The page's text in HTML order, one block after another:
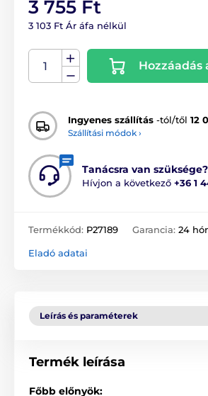
3 755 Ft
3 103 Ft Ár áfa nélkül
Hozzáadás
Ingyenes szállítás -tól/től 12
Szállítási módok ›
Tanácsra van szüksége?
Hívjon a következő +36 1
Termékkód: P27189 Garancia: 24
Eladó adatai
Leírás és paraméterek
Termék leírása
Főbb előnyök: